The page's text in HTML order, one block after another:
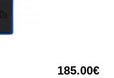
185.00